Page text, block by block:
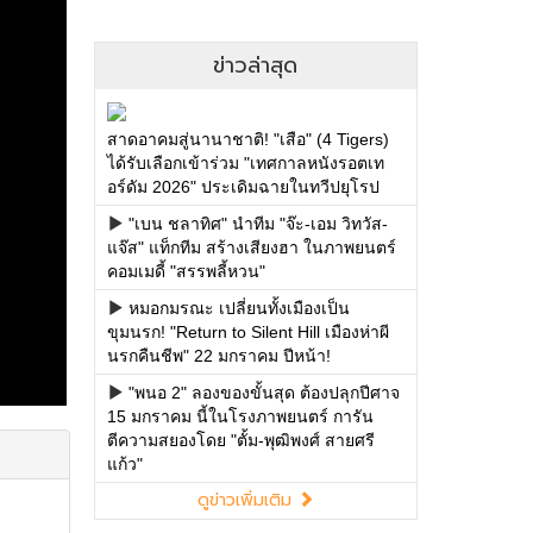
ข่าวล่าสุด
สาดอาคมสู่นานาชาติ! "เสือ" (4 Tigers)
ได้รับเลือกเข้าร่วม "เทศกาลหนังรอตเท
อร์ดัม 2026" ประเดิมฉายในทวีปยุโรป
"เบน ชลาทิศ" นำทีม "จ๊ะ-เอม วิทวัส-
แจ๊ส" แท็กทีม สร้างเสียงฮา ในภาพยนตร์
คอมเมดี้ "สรรพลี้หวน"
หมอกมรณะ เปลี่ยนทั้งเมืองเป็น
ขุมนรก! "Return to Silent Hill เมืองห่าผี
นรกคืนชีพ" 22 มกราคม ปีหน้า!
"พนอ 2" ลองของขั้นสุด ต้องปลุกปีศาจ
15 มกราคม นี้ในโรงภาพยนตร์ การัน
ตีความสยองโดย "ตั้ม-พุฒิพงศ์ สายศรี
แก้ว"
ดูข่าวเพิ่มเติม